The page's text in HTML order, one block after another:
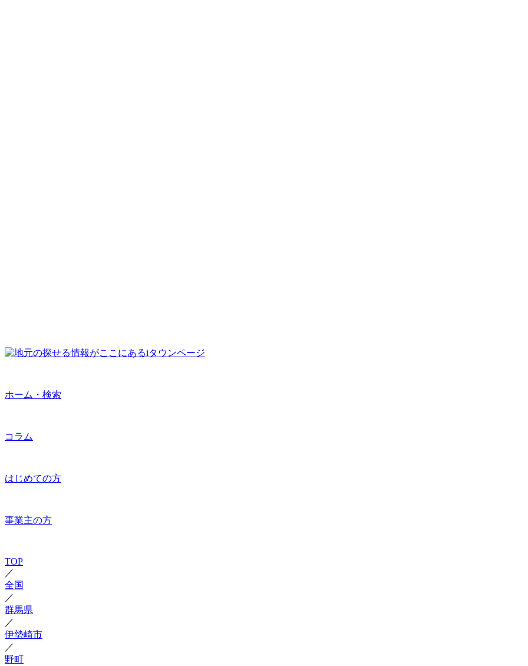
ホーム・検索
コラム
はじめての方
事業主の方
TOP
／
全国
／
群馬県
／
伊勢崎市
／
野町